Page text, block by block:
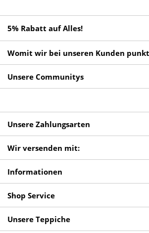
5% Rabatt auf Alles!
Womit wir bei unseren Kunden
Unsere Communitys
Unsere Zahlungsarten
Wir versenden mit:
Informationen
Shop Service
Unsere Teppiche